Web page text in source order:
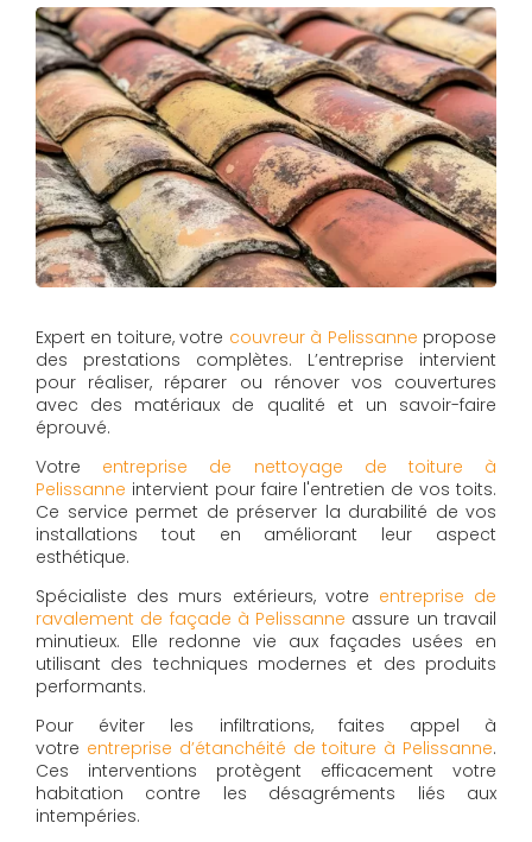
Expert en toiture, votre couvreur à Pelissanne propose
des prestations complètes. L’entreprise intervient
pour réaliser, réparer ou rénover vos couvertures
avec des matériaux de qualité et un savoir-faire
éprouvé.
Votre entreprise de nettoyage de toiture à
Pelissanne intervient pour faire l'entretien de vos toits.
Ce service permet de préserver la durabilité de vos
installations tout en améliorant leur aspect
esthétique.
Spécialiste des murs extérieurs, votre entreprise de
ravalement de façade à Pelissanne assure un travail
minutieux. Elle redonne vie aux façades usées en
utilisant des techniques modernes et des produits
performants.
Pour éviter les infiltrations, faites appel à
votre entreprise d’étanchéité de toiture à Pelissanne.
Ces interventions protègent efficacement votre
habitation contre les désagréments liés aux
intempéries.